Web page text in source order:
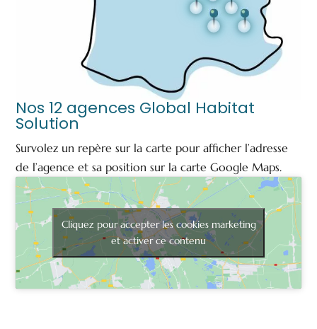
Nos 12 agences Global Habitat
Solution
Survolez un repère sur la carte pour afficher l’adresse
de l’agence et sa position sur la carte Google Maps.
Cliquez pour accepter les cookies marketing
et activer ce contenu